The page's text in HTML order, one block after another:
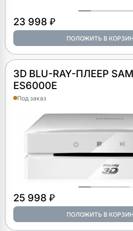
23 998 ₽
3D BLU-RAY-ПЛЕЕР
ES6000E
Под заказ
25 998 ₽